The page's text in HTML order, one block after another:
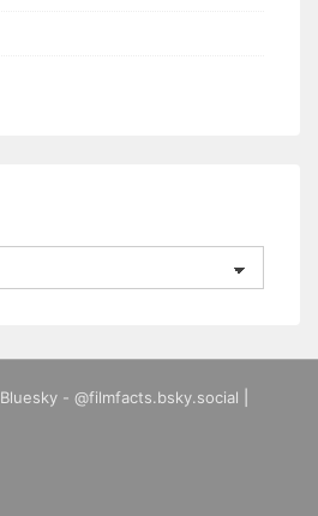
Bluesky - @filmfacts.bsky.social